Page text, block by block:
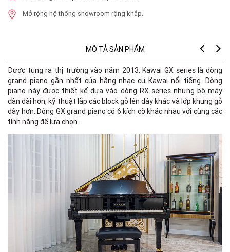
Mở rộng hệ thống showroom rộng khắp.
MÔ TẢ SẢN PHẨM
Được tung ra thị trường vào năm 2013, Kawai GX series là dòng
grand piano gần nhất của hãng nhạc cụ Kawai nổi tiếng. Dòng
piano này được thiết kế dựa vào dòng RX series nhưng bộ máy
đàn dài hơn, kỹ thuật lắp các block gỗ lên dây khác và lớp khung gỗ
dày hơn. Dòng GX grand piano có 6 kích cỡ khác nhau với cùng các
tính năng để lựa chọn.